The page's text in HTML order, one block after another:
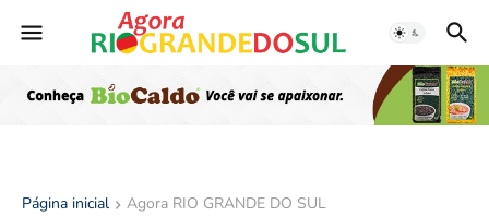
Página inicial Agora RIO GRANDE DO SUL